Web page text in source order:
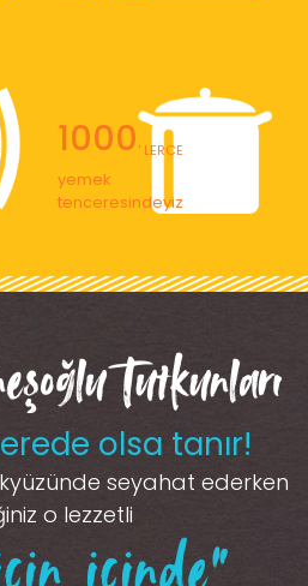
1000' LERCE
yemek
tenceresindeyiz
Tutkunları
olsa tanır!
seyahat ederken
o lezzetli